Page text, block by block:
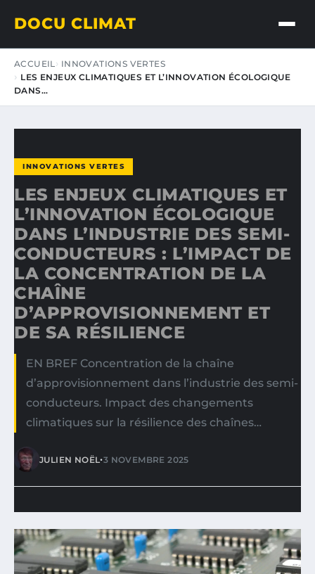
DOCU CLIMAT
ACCUEIL
INNOVATIONS VERTES
LES ENJEUX CLIMATIQUES ET L’INNOVATION ÉCOLOGIQUE
DANS…
INNOVATIONS VERTES
LES ENJEUX CLIMATIQUES ET
L’INNOVATION ÉCOLOGIQUE
DANS L’INDUSTRIE DES SEMI-
CONDUCTEURS : L’IMPACT DE
LA CONCENTRATION DE LA
CHAÎNE
D’APPROVISIONNEMENT ET
DE SA RÉSILIENCE
EN BREF Concentration de la chaîne
d’approvisionnement dans l’industrie des semi-
conducteurs. Impact des changements
climatiques sur la résilience des chaînes…
JULIEN NOËL•3 NOVEMBRE 2025